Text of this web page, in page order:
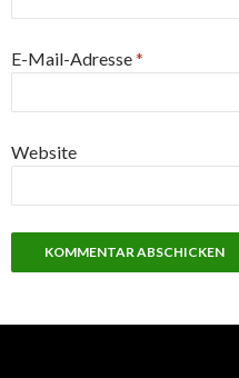
E-Mail-Adresse*
Website